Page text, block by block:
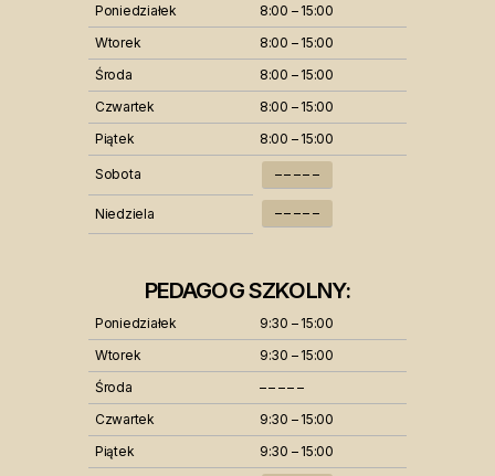
Poniedziałek
8:00 – 15:00
Wtorek
8:00 – 15:00
Środa
8:00 – 15:00
Czwartek
8:00 – 15:00
Piątek
8:00 – 15:00
Sobota – – – – –
Niedziela – – – – –
PEDAGOG SZKOLNY:
Poniedziałek
9:30 – 15:00
Wtorek
9:30 – 15:00
Środa
– – – – –
Czwartek
9:30 – 15:00
Piątek
9:30 – 15:00